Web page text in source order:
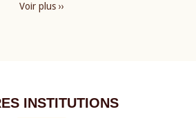
Voir plus ››
INSTITUTIONS